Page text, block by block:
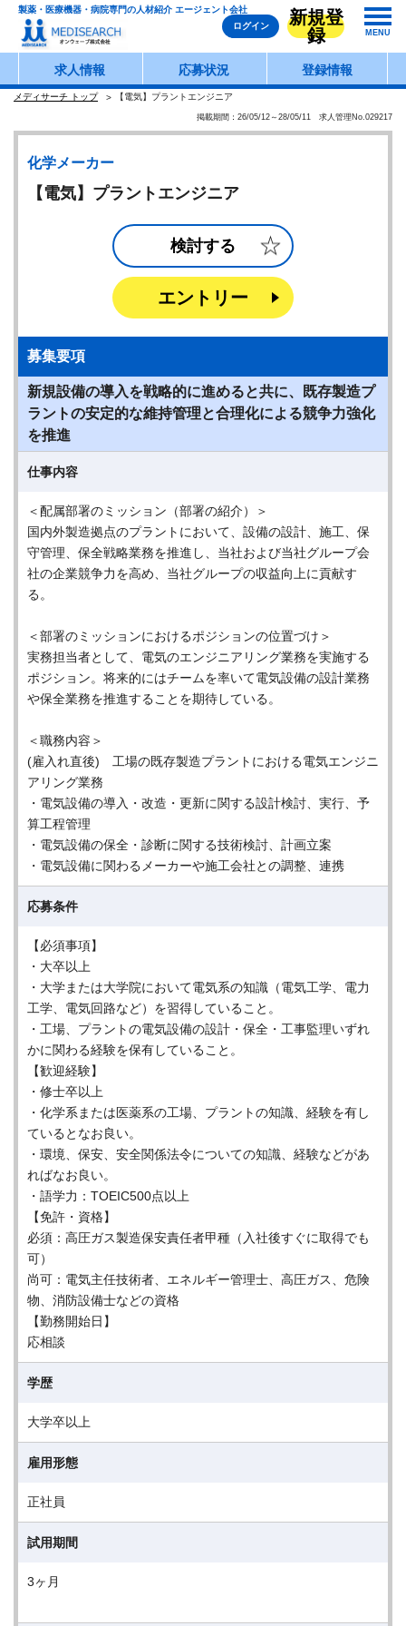
製薬・医療機器・病院専門の人材紹介 エージェント会社
ログイン
新規登
録
MENU
求人情報 応募状況 登録情報
メディサーチ トップ 【電気】プラントエンジニア
掲載期間：26/05/12～28/05/11 求人管理No.029217
化学メーカー
【電気】プラントエンジニア
検討する
エントリー
募集要項
新規設備の導入を戦略的に進めると共に、既存製造プ
ラントの安定的な維持管理と合理化による競争力強化
を推進
仕事内容
＜配属部署のミッション（部署の紹介）＞
国内外製造拠点のプラントにおいて、設備の設計、施工、保
守管理、保全戦略業務を推進し、当社および当社グループ会
社の企業競争力を高め、当社グループの収益向上に貢献す
る。
＜部署のミッションにおけるポジションの位置づけ＞
実務担当者として、電気のエンジニアリング業務を実施する
ポジション。将来的にはチームを率いて電気設備の設計業務
や保全業務を推進することを期待している。
＜職務内容＞
(雇入れ直後) 工場の既存製造プラントにおける電気エンジニ
アリング業務
・電気設備の導入・改造・更新に関する設計検討、実行、予
算工程管理
・電気設備の保全・診断に関する技術検討、計画立案
・電気設備に関わるメーカーや施工会社との調整、連携
応募条件
【必須事項】
・大卒以上
・大学または大学院において電気系の知識（電気工学、電力
工学、電気回路など）を習得していること。
・工場、プラントの電気設備の設計・保全・工事監理いずれ
かに関わる経験を保有していること。
【歓迎経験】
・修士卒以上
・化学系または医薬系の工場、プラントの知識、経験を有し
ているとなお良い。
・環境、保安、安全関係法令についての知識、経験などがあ
ればなお良い。
・語学力：TOEIC500点以上
【免許・資格】
必須：高圧ガス製造保安責任者甲種（入社後すぐに取得でも
可）
尚可：電気主任技術者、エネルギー管理士、高圧ガス、危険
物、消防設備士などの資格
【勤務開始日】
応相談
学歴
大学卒以上
雇用形態
正社員
試用期間
3ヶ月